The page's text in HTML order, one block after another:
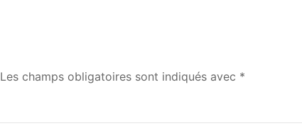
Les champs obligatoires sont indiqués avec *